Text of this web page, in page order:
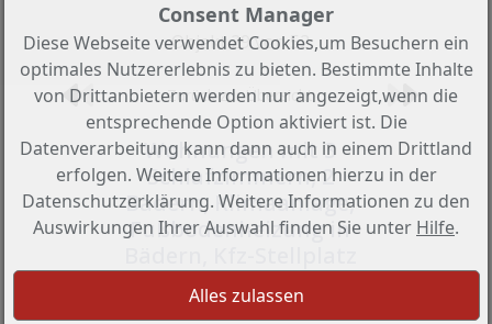
Objekt 29 von 52
Zurück zur Übersicht
Wohnungen mit 3
Schlafzimmern, 2
Bädern, Klimaanlage,
Fußbodenheizung in
und Meerblick in erster
Linie am Strand
Consent Manager
Diese Webseite verwendet Cookies,um Besuchern ein
optimales Nutzererlebnis zu bieten. Bestimmte Inhalte
von Drittanbietern werden nur angezeigt,wenn die
entsprechende Option aktiviert ist. Die
Datenverarbeitung kann dann auch in einem Drittland
erfolgen. Weitere Informationen hierzu in der
Datenschutzerklärung. Weitere Informationen zu den
Auswirkungen Ihrer Auswahl finden Sie unter Hilfe.